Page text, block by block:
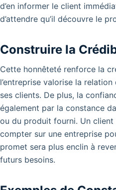
d’en informer le client
d’attendre qu’il découvre le
Construire la
Cette honnêteté renforce la
l’entreprise valorise la relation
ses clients. De plus, la
également par la constance
ou du produit fourni. Un client
compter sur une entreprise
promet sera plus enclin à
futurs besoins.